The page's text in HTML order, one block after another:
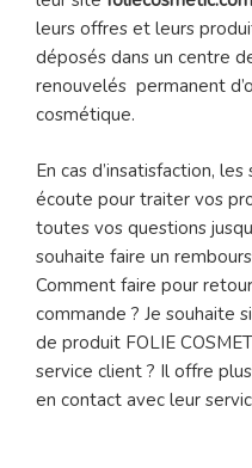
leurs offres et leurs
déposés dans un centre
renouvelés permanent
cosmétique.
En cas d’insatisfaction,
écoute pour traiter vos
toutes vos questions
souhaite faire un
Comment faire pour
commande ? Je souhaite
de produit FOLIE
service client ? Il offre
en contact avec leur